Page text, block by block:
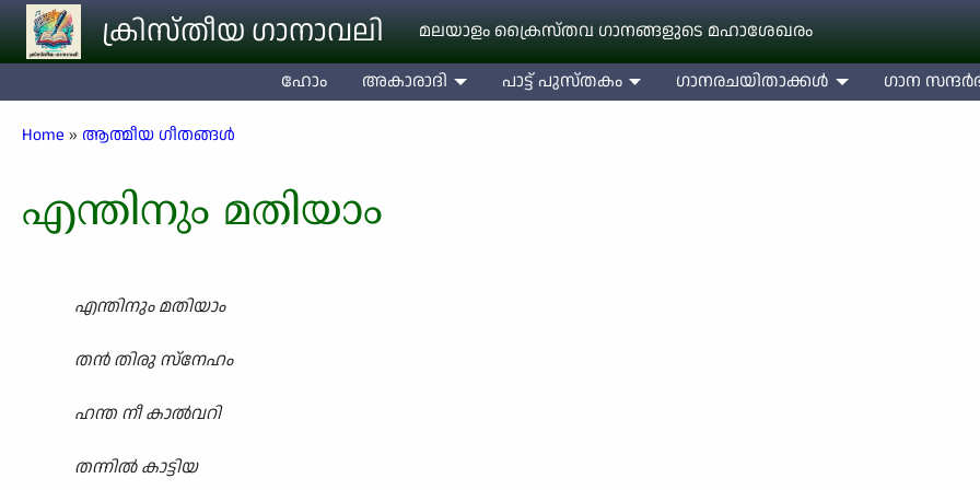
Skip to main contentക്രിസ്തീയ ഗാനാവലി മലയാളം ക്രൈസ്തവ ഗാനങ്ങളുടെ മഹാശേഖരം
ഹോം അകാരാദി പാട്ട് പുസ്തകം ഗാനരചയിതാക്കള്‍ ഗാന
Breadcrumb
Home ആത്മീയ ഗീതങ്ങൾ
എന്തിനും മതിയാം
എന്തിനും മതിയാം
തൻ തിരു സ്നേഹം
ഹന്ത നീ കാൽവറി
തന്നിൽ കാട്ടിയ